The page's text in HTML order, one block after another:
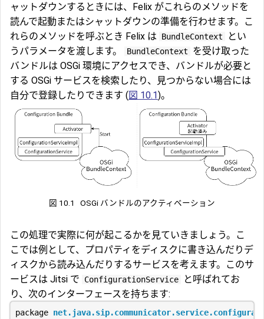
ャットダウンするときには、Felix がこれらのメソッドを
読んで起動またはシャットダウンの準備を行わせます。こ
れらのメソッドを呼ぶとき Felix は
BundleContext
とい
うパラメータを渡します。
BundleContext
を受け取った
バンドルは OSGi 環境にアクセスでき、バンドルが必要と
する OSGi サービスを検索したり、見つからない場合には
自分で登録したりできます (図 10.1)。
図 10.1 OSGi バンドルのアクティベーション
この処理で実際に何が起こるかを見ていきましょう。こ
こでは例として、プロパティをディスクに書き込んだりデ
ィスクから読み込んだりするサービスを考えます。このサ
ービスは Jitsi で
ConfigurationService
と呼ばれてお
り、次のインターフェースを持ちます:
package